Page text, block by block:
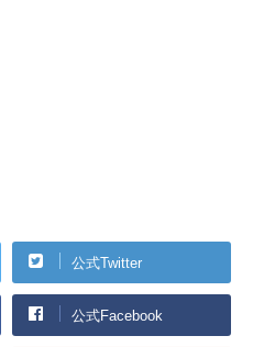
公式Twitter
公式Facebook